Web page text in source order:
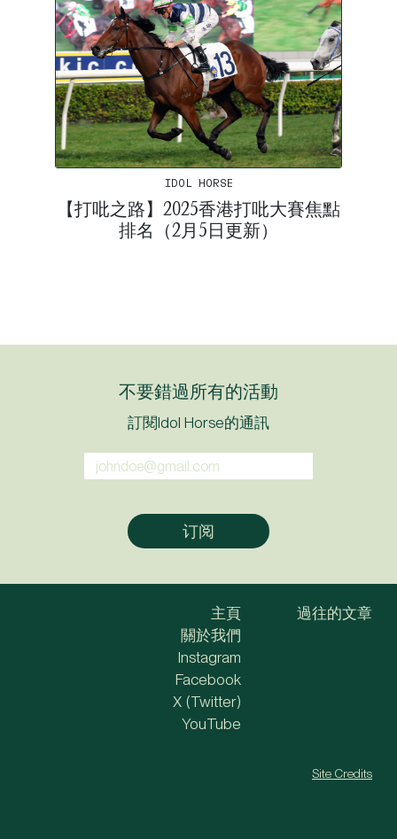
IDOL HORSE
【打吡之路】2025香港打吡大賽焦點
排名（2月5日更新）
不要錯過所有的活動
訂閱Idol Horse的通訊
主頁
關於我們
過往的文章
Instagram
Facebook
X (Twitter)
YouTube
Site Credits